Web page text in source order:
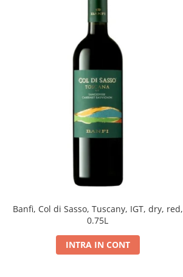
Banfi, Col di Sasso, Tuscany, IGT, dry, red,
0.75L
INTRA IN CONT